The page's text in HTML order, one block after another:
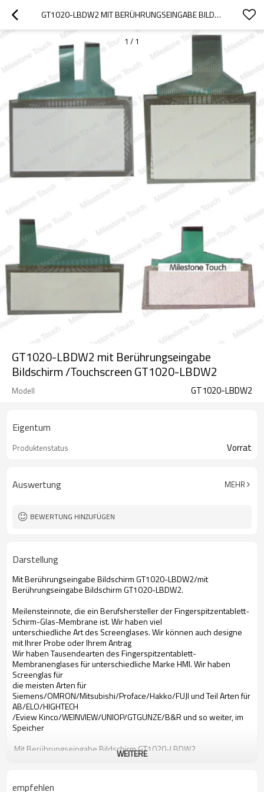
GT1020-LBDW2 MIT BERÜHRUNGSEINGABE BILDSCHIRM /TOUCHSCREEN GT1020-LBDW2
1 / 1
GT1020-LBDW2 mit Berührungseingabe
Bildschirm /Touchscreen GT1020-LBDW2
Modell GT1020-LBDW2
Eigentum
Produktenstatus Vorrat
Auswertung MEHR
BEWERTUNG HINZUFÜGEN
Darstellung
Mit Berührungseingabe Bildschirm GT1020-LBDW2/mit
Berührungseingabe Bildschirm GT1020-LBDW2.
Meilensteinnote, die ein Berufshersteller der Fingerspitzentablett-
Schirm-Glas-Membrane ist. Wir haben viel
unterschiedliche Art des Screenglases. Wir können auch designe
mit Ihrer Probe oder Ihrem Antrag
Wir haben Tausendearten des Fingerspitzentablett-
Membranenglases für unterschiedliche Marke HMI. Wir haben
Screenglas für
die meisten Arten für
Siemens/OMRON/Mitsubishi/Proface/Hakko/FUJI und Teil Arten für
AB/ELO/HIGHTECH
/Eview Kinco/WEINVIEW/UNIOP/GTGUNZE/B&R und so weiter, im
Speicher
Mit Berührungseingabe Bildschirm GT1020-LBDW2
Mit Berührungseingabe Bildschirm Mitsubishi-GT1020-LBDW2
WEITERE
empfehlen